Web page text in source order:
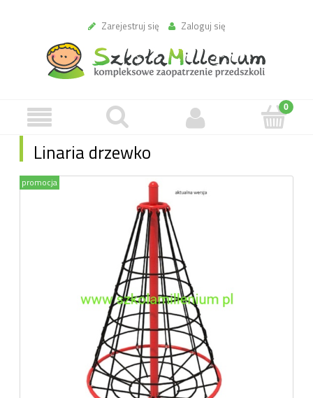
Zarejestruj się Zaloguj się
Linaria drzewko
promocja